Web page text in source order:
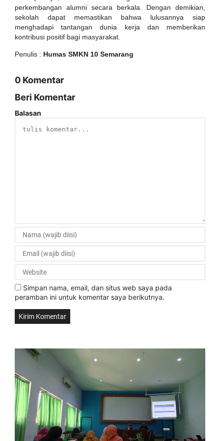
perkembangan alumni secara berkala. Dengan demikian,
sekolah dapat memastikan bahwa lulusannya siap
menghadapi tantangan dunia kerja dan memberikan
kontribusi positif bagi masyarakat.
Penulis : Humas SMKN 10 Semarang
0 Komentar
Beri Komentar
Balasan
Simpan nama, email, dan situs web saya pada
peramban ini untuk komentar saya berikutnya.